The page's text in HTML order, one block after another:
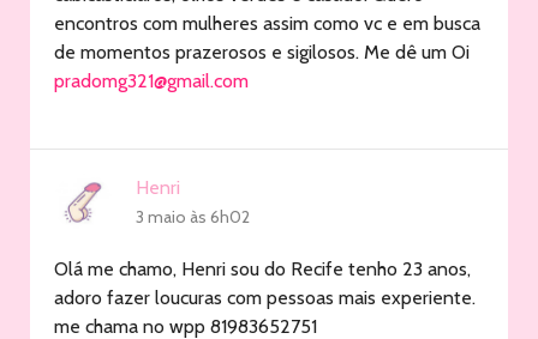
encontros com mulheres assim como vc e em busca
de momentos prazerosos e sigilosos. Me dê um Oi
pradomg321@gmail.com
Henri
3 maio às 6h02
Olá me chamo, Henri sou do Recife tenho 23 anos,
adoro fazer loucuras com pessoas mais experiente.
me chama no wpp 81983652751